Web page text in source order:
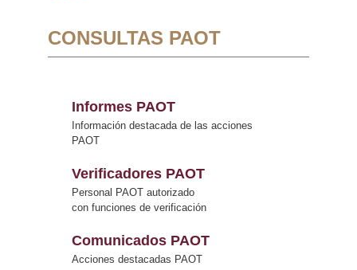
CONSULTAS PAOT
Informes PAOT
Información destacada de las acciones
PAOT
Verificadores PAOT
Personal PAOT autorizado
con funciones de verificación
Comunicados PAOT
Acciones destacadas PAOT